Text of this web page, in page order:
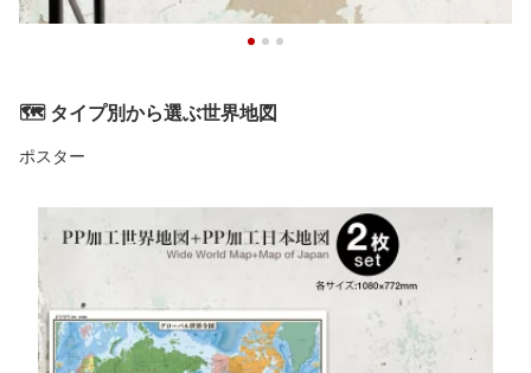
🗺️ タイプ別から選ぶ世界地図
ポスター